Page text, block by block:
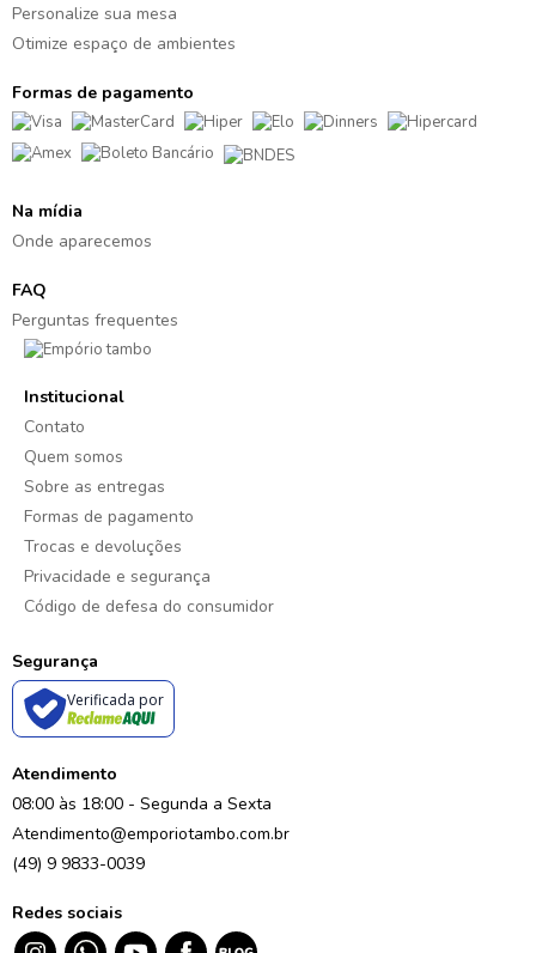
Personalize sua mesa
Otimize espaço de ambientes
Formas de pagamento
Na mídia
Onde aparecemos
FAQ
Perguntas frequentes
Institucional
Contato
Quem somos
Sobre as entregas
Formas de pagamento
Trocas e devoluções
Privacidade e segurança
Código de defesa do consumidor
Segurança
Verificada por
Atendimento
08:00 às 18:00 - Segunda a Sexta
Atendimento@emporiotambo.com.br
(49) 9 9833-0039
Redes sociais